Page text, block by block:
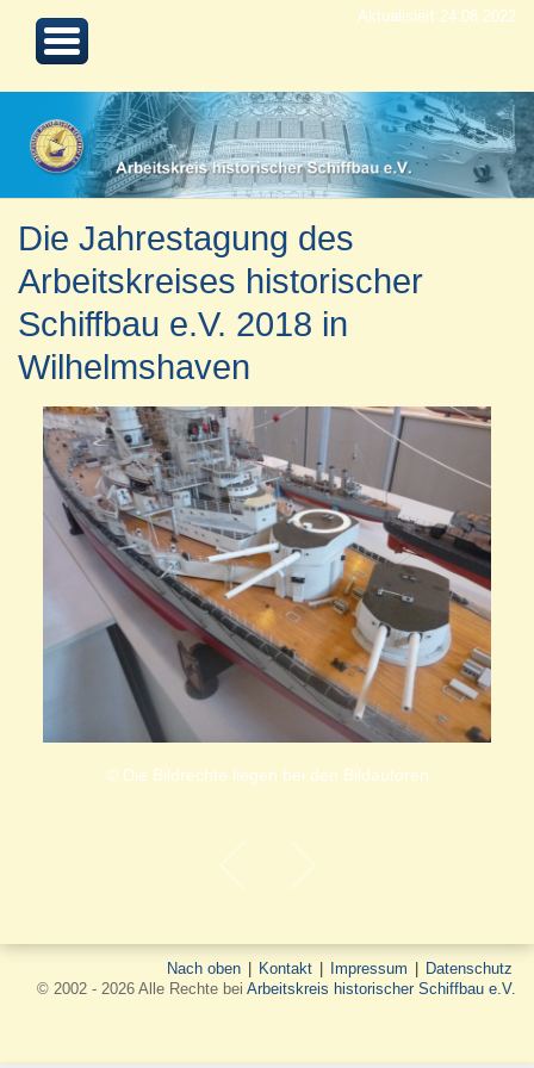
Aktualisiert 24.08.2022
Die Jahrestagung des
Arbeitskreises historischer
Schiffbau e.V. 2018 in
Wilhelmshaven
© Die Bildrechte liegen bei den Bildautoren
Nach oben Kontakt Impressum
Datenschutz
© 2002 - 2026 Alle Rechte bei Arbeitskreis historischer Schiffbau e.V.